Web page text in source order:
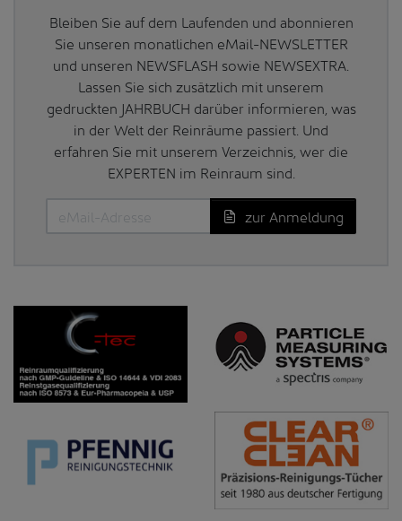
Bleiben Sie auf dem Laufenden und abonnieren
Sie unseren monatlichen eMail-NEWSLETTER
und unseren NEWSFLASH sowie NEWSEXTRA.
Lassen Sie sich zusätzlich mit unserem
gedruckten JAHRBUCH darüber informieren, was
in der Welt der Reinräume passiert. Und
erfahren Sie mit unserem Verzeichnis, wer die
EXPERTEN im Reinraum sind.
zur Anmeldung